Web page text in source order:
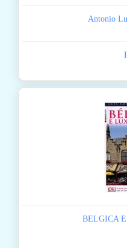
Antonio
BELGICA